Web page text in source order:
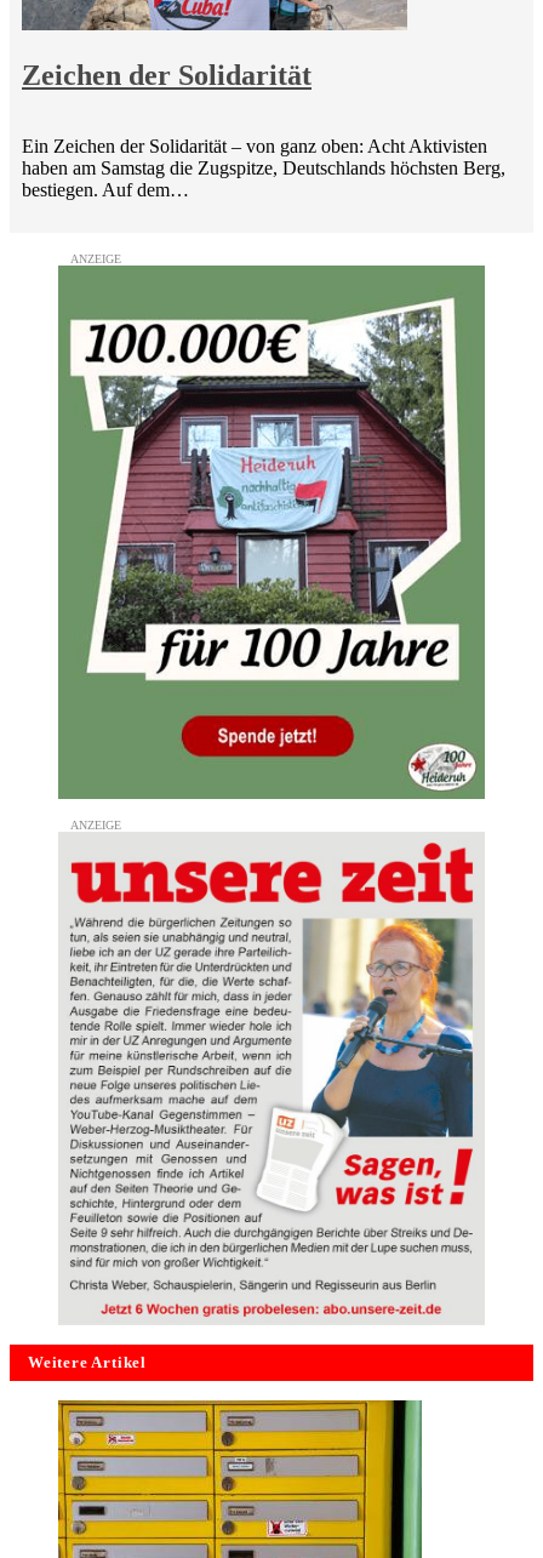
Zeichen der Solidarität
Ein Zeichen der Solidarität – von ganz oben: Acht Aktivisten
haben am Samstag die Zugspitze, Deutschlands höchsten Berg,
bestiegen. Auf dem…
Weitere Artikel